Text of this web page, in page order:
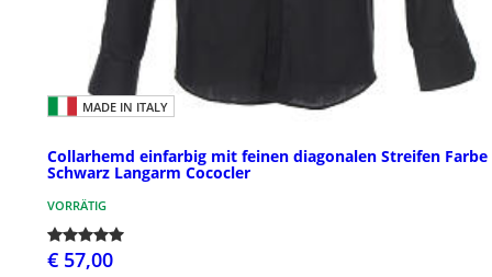
MADE IN ITALY
Collarhemd einfarbig mit feinen diagonalen Streifen Farbe
Schwarz Langarm Cococler
VORRÄTIG
€ 57,00